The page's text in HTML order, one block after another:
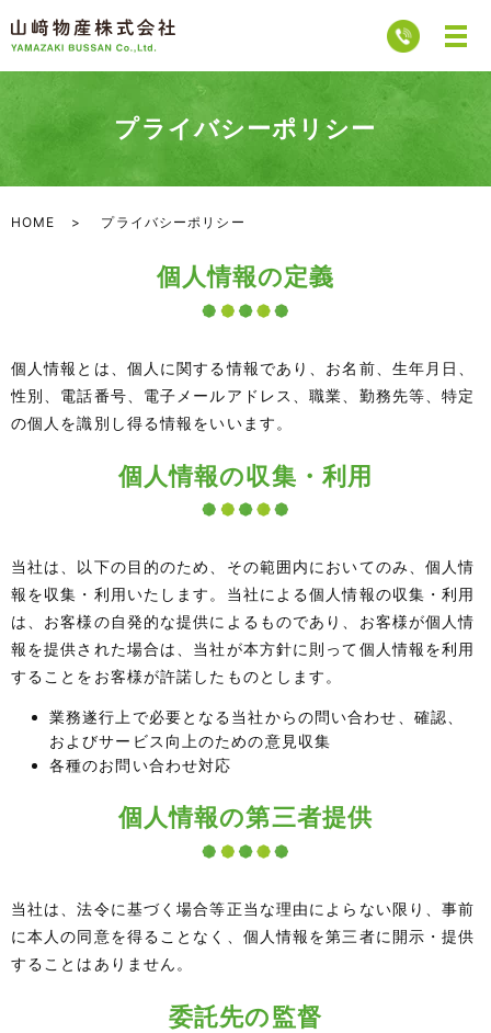
プライバシーポリシー
HOME プライバシーポリシー
個人情報の定義
個人情報とは、個人に関する情報であり、お名前、生年月日、
性別、電話番号、電子メールアドレス、職業、勤務先等、特定
の個人を識別し得る情報をいいます。
個人情報の収集・利用
当社は、以下の目的のため、その範囲内においてのみ、個人情
報を収集・利用いたします。当社による個人情報の収集・利用
は、お客様の自発的な提供によるものであり、お客様が個人情
報を提供された場合は、当社が本方針に則って個人情報を利用
することをお客様が許諾したものとします。
業務遂行上で必要となる当社からの問い合わせ、確認、
およびサービス向上のための意見収集
各種のお問い合わせ対応
個人情報の第三者提供
当社は、法令に基づく場合等正当な理由によらない限り、事前
に本人の同意を得ることなく、個人情報を第三者に開示・提供
することはありません。
委託先の監督